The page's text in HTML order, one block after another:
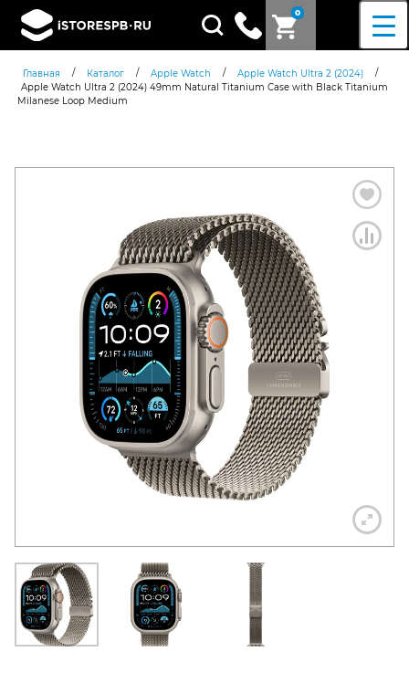
0
Поиск
товаров
Главная / Каталог / Apple Watch / Apple Watch Ultra 2 (2024)
/
Apple Watch Ultra 2 (2024) 49mm Natural Titanium Case with Black Titanium
Milanese Loop Medium
Согласен cполитикой
конфиденциальности
+7 812 318-40-14
(c 10:00 до 21:00, без
выходных)